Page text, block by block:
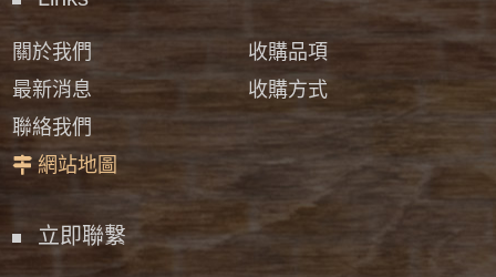
關於我們
收購品項
最新消息
收購方式
聯絡我們
網站地圖
立即聯繫